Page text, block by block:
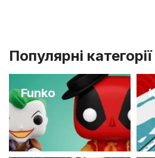
Популярні категорії
Funko